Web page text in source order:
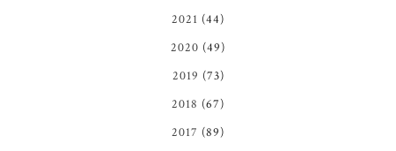
2021 (44)
2020 (49)
2019 (73)
2018 (67)
2017 (89)